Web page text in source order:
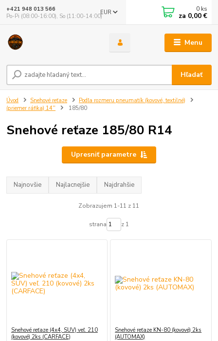
Menu
EUR
Hľadať
+421 948 013 566
Po-Pi (08:00-16:00), So (11:00-14:00)
0 ks
za 0,00 €
Úvod Snehové reťaze
Podľa rozmeru pneumatík (kovové, textilné)
(priemer ráfika) 14''
185/80
Snehové reťaze 185/80 R14
Upresniť parametre
Najnovšie Najlacnejšie Najdrahšie
Zobrazujem 1-11 z 11
strana z 1
Snehové reťaze (4x4, SUV) veľ. 210
(kovové) 2ks (CARFACE)
Snehové reťaze KN-80 (kovové) 2ks
(AUTOMAX)